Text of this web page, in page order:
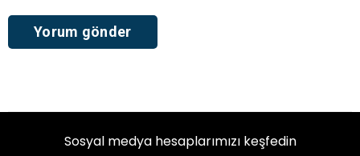
Sosyal medya hesaplarımızı keşfedin